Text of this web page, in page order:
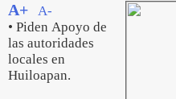
A+
A-
• Piden Apoyo de
las autoridades
locales en
Huiloapan.